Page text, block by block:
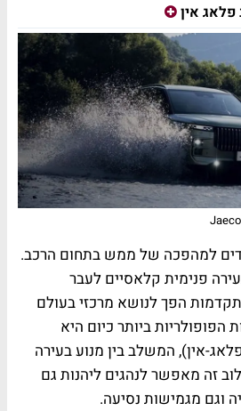
פלאג אין
למהפכה של ממש בתחום הרכב.
פנימית קלאסיים לעבר
הפך לנושא מרכזי בעולם
ביותר כיום היא
אין), המשלב בין מנוע בעירה
זה מאפשר לנהגים ליהנות גם
וגם מגמישות נסיעה.